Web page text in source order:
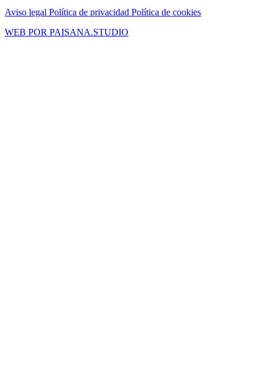
Aviso legal Política de privacidad Política de cookies
WEB POR PAISANA.STUDIO